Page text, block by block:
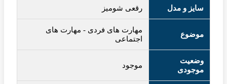
سایز و مدل رقعی شومیز
موضوع
مهارت های فردی - مهارت های
اجتماعی
وضعیت
موجودی
موجود